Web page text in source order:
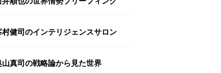
村健司のインテリジェンスサロン
山真司の戦略論から見た世界